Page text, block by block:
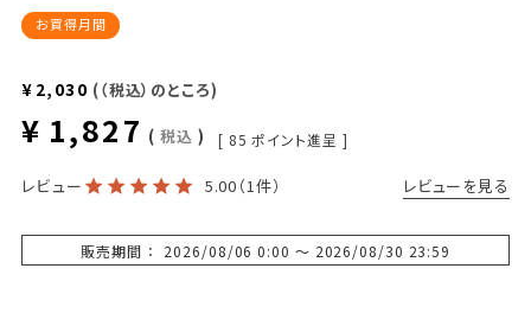
お買得月間
¥ 2,030 （税込）のところ
¥ 1,827 税込 [ 85 ポイント進呈 ]
レビュー 5.00 （1件） レビューを見る
販売期間 2026/08/06 0:00 〜 2026/08/30 23:59